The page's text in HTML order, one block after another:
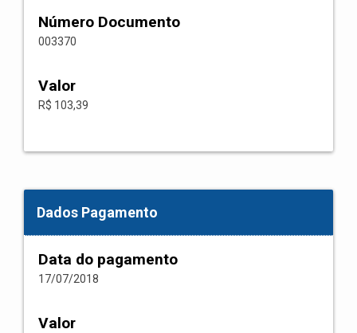
Número Documento
003370
Valor
R$ 103,39
Dados Pagamento
Data do pagamento
17/07/2018
Valor